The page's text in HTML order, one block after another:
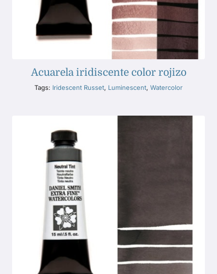
Acuarela iridiscente color rojizo
Tags: Iridescent Russet, Luminescent, Watercolor